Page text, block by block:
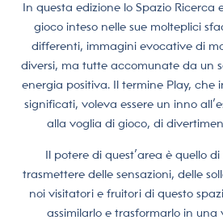
In questa edizione lo Spazio Ricerca
gioco inteso nelle sue molteplici
differenti, immagini evocative di
diversi, ma tutte accomunate da un
energia positiva. Il termine Play, che
significati, voleva essere un inno
alla voglia di gioco, di
Il potere di quest’area è quello
trasmettere delle sensazioni, delle
noi visitatori e fruitori di questo
assimilarlo e trasformarlo in una